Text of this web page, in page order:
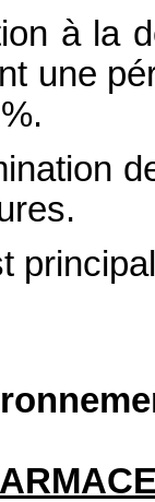
à la
une